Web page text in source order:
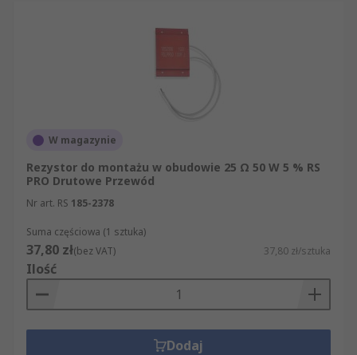
W magazynie
Rezystor do montażu w obudowie 25 Ω 50 W 5 % RS
PRO Drutowe Przewód
Nr art. RS 185-2378
Suma częściowa (1 sztuka)
37,80 zł(bez VAT) 37,80 zł/sztuka
Ilość
Dodaj